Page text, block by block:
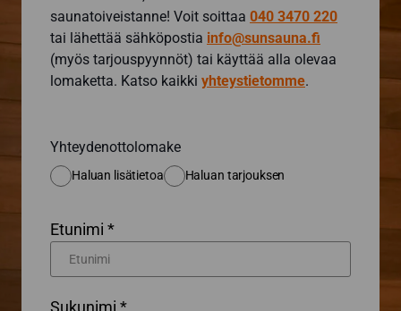
saunatoiveistanne! Voit soittaa 040 3470 220
tai lähettää sähköpostia info@sunsauna.fi
(myös tarjouspyynnöt) tai käyttää alla olevaa
lomaketta. Katso kaikki yhteystietomme.
Yhteydenottolomake
Haluan lisätietoa Haluan tarjouksen
Etunimi *
Sukunimi *